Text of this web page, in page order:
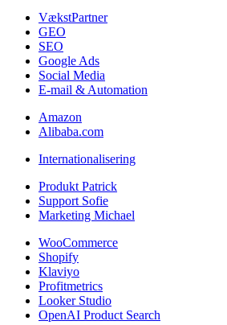
VækstPartner
GEO
SEO
Google Ads
Social Media
E-mail & Automation
Amazon
Alibaba.com
Internationalisering
Produkt Patrick
Support Sofie
Marketing Michael
WooCommerce
Shopify
Klaviyo
Profitmetrics
Looker Studio
OpenAI Product Search